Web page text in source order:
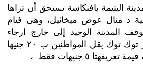
اليتيمة بافنكاسة تستحق أن تراها
د منال عوض ميخائيل، وهى قيام
المدينة الوحيد إلى خارج ارجاء
المدينة تماما وتوفير توك توك يقل المواطنين ب ٢٠ جنيها
٥ جنيهات فقط ،